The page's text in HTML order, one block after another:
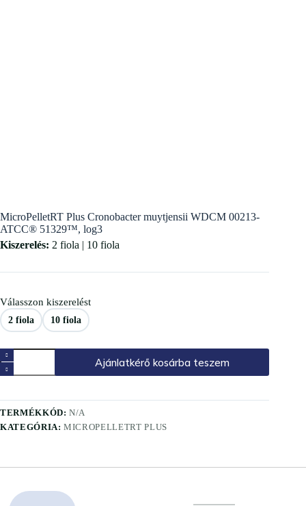
MicroPelletRT Plus Cronobacter muytjensii WDCM 00213-
ATCC® 51329™, log3
Kiszerelés: 2 fiola | 10 fiola
Válasszon kiszerelést
2 fiola 10 fiola
Ajánlatkérő kosárba teszem
TERMÉKKÓD:N/A
KATEGÓRIA:MICROPELLETRT PLUS